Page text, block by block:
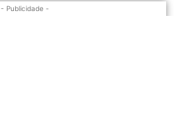
- Publicidade -